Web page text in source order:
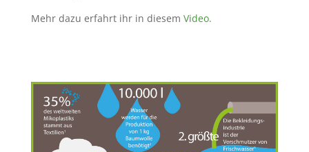
Mehr dazu erfahrt ihr in diesem Video.